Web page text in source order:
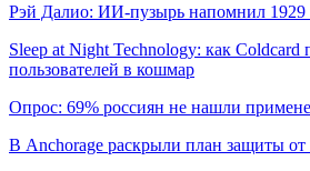
Рэй Далио: ИИ-пузырь напомнил 1929
Sleep at Night Technology: как Coldcard
пользователей в кошмар
Опрос: 69% россиян не нашли
В Anchorage раскрыли план защиты от